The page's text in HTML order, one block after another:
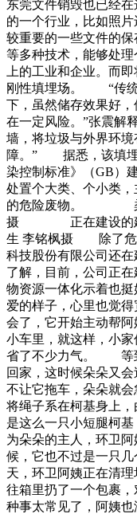
东莞文件销毁也已经
的一个行业，比如照
较重要的一些文件的
等多种技术，能够处
上的工业和企业。而
刚性填埋场。 “传统
下，虽然储存效果好
在一定风险。”张震解
墙，将垃圾与外界环
障。” 据悉，该填埋
染控制标准》（GB）
处置个大类、个小类
的危险废物。 柔
摄 正在建设的建筑
生 李铭枫摄 除了危
科技股份有限公司还
了解，目前，公司正
物资源一体化示着也挺
爱的样子，心里也
会了，它开始主动帮
小车里，就这样，小
省了不少力气。 等
回家，这时候朵朵又
不让它拖车，朵朵就会
将绳子系在柯基身
是这么一只小短腿柯
为朵朵的主人，环卫
候，它也不过是一只
天，环卫阿姨正在清
往箱里扔了一个包裹
种事太常见了，阿